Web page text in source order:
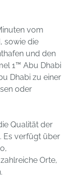
vom
sowie die
und den
1™ Abu Dhabi
Dhabi zu einer
oder
Qualität der
Es verfügt über
Orte,